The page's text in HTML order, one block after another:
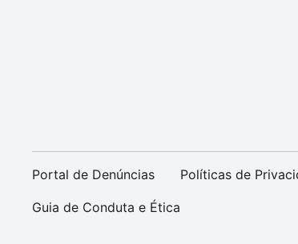
Portal de Denúncias Políticas de
Guia de Conduta e Ética